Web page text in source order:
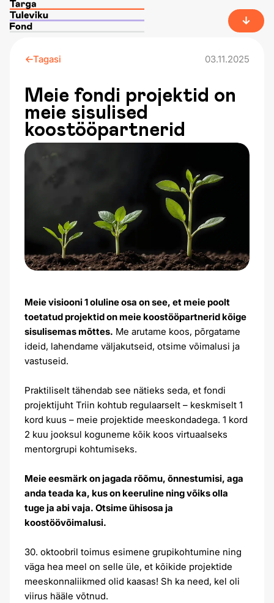
Tagasi 03.11.2025
Meie fondi projektid on
meie sisulised
koostööpartnerid
Meie visiooni 1 oluline osa on see, et meie poolt
toetatud projektid on meie koostööpartnerid kõige
sisulisemas mõttes. Me arutame koos, põrgatame
ideid, lahendame väljakutseid, otsime võimalusi ja
vastuseid.
Praktiliselt tähendab see nätieks seda, et fondi
projektijuht Triin kohtub regulaarselt – keskmiselt 1
kord kuus – meie projektide meeskondadega. 1 kord
2 kuu jooksul koguneme kõik koos virtuaalseks
mentorgrupi kohtumiseks.
Meie eesmärk on jagada rõõmu, õnnestumisi, aga
anda teada ka, kus on keeruline ning võiks olla
tuge ja abi vaja. Otsime ühisosa ja
koostöövõimalusi.
30. oktoobril toimus esimene grupikohtumine ning
väga hea meel on selle üle, et kõikide projektide
meeskonnaliikmed olid kaasas! Sh ka need, kel oli
viirus hääle võtnud.